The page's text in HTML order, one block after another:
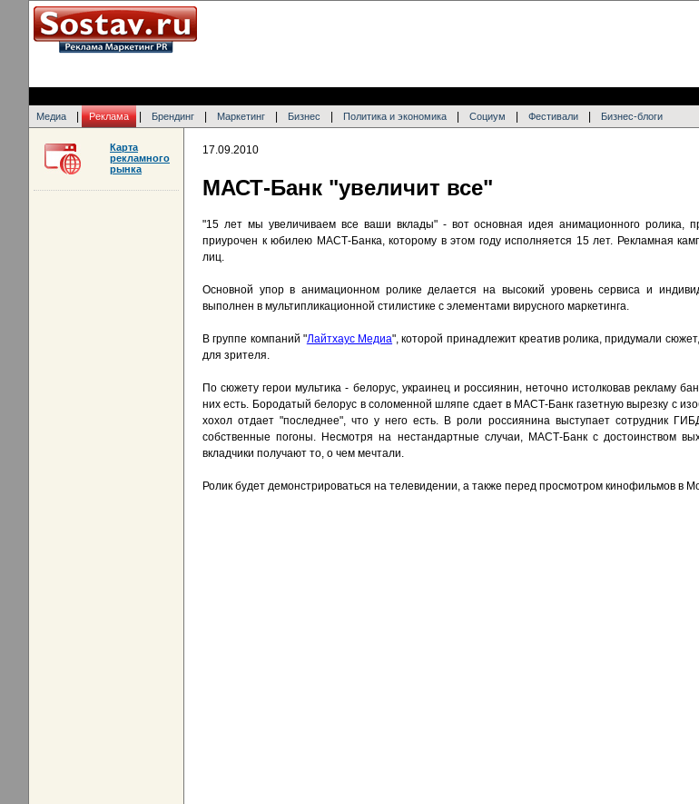
Медиа Реклама Брендинг Маркетинг Бизнес Политика и экономика Социум Фестивали Бизнес-блоги
17.09.2010
МАСТ-Банк "увеличит все"
"15 лет мы увеличиваем все ваши вклады" - вот основная идея анимационного ролика,
приурочен к юбилею МАСТ-Банка, которому в этом году исполняется 15 лет. Рекламная
лиц.
Основной упор в анимационном ролике делается на высокий уровень сервиса и
выполнен в мультипликационной стилистике с элементами вирусного маркетинга.
В группе компаний "Лайтхаус Медиа", которой принадлежит креатив ролика, придумали
для зрителя.
По сюжету герои мультика - белорус, украинец и россиянин, неточно истолковав рекламу
них есть. Бородатый белорус в соломенной шляпе сдает в МАСТ-Банк газетную вырезку с
хохол отдает "последнее", что у него есть. В роли россиянина выступает сотрудник
собственные погоны. Несмотря на нестандартные случаи, МАСТ-Банк с достоинством
вкладчики получают то, о чем мечтали.
Ролик будет демонстрироваться на телевидении, а также перед просмотром кинофильмов в
Карта
рекламного
рынка